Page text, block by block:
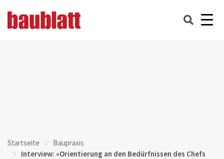
Startseite
Baupraxis
Interview: «Orientierung an den Bedürfnissen des Chefs